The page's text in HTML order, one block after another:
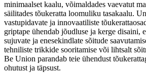
minimaalset kaalu, võimaldades vaevatut
säilitades tõukeratta loomuliku tasakaalu.
vastupidavate ja innovaatiliste
griptape ühendab jõudluse ja kerge disaini,
sujuvate ja enesekindlate sõitude
tehniliste trikkide sooritamise või lihtsalt
Be Union parandab teie ühendust
ohutust ja täpsust.